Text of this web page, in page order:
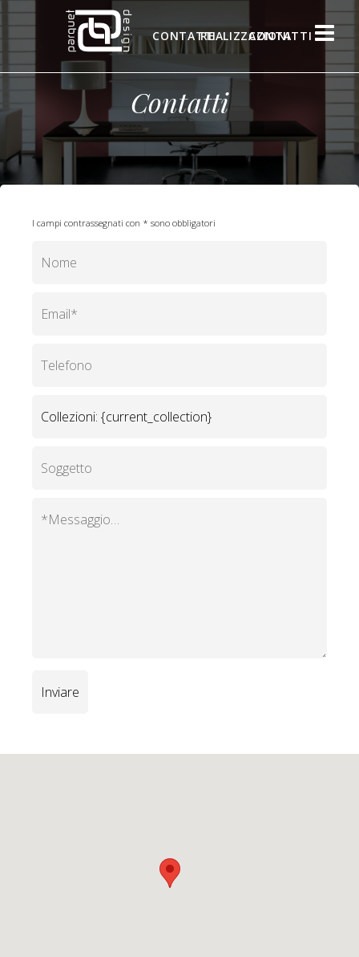
CONTATTIREALIZZAZIONI
CONTATTI
Contatti
I campi contrassegnati con * sono obbligatori